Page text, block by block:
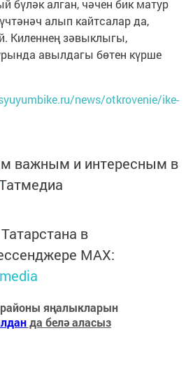
бүләк алган, чәчен бик матур
алып кайтсалар да,
Киленнең зәвыклыгы,
авылдагы бөтен күрше
news/otkrovenie/ike-
важным и интересным в
в
MАХ:
яңалыкларын
да белә аласыз